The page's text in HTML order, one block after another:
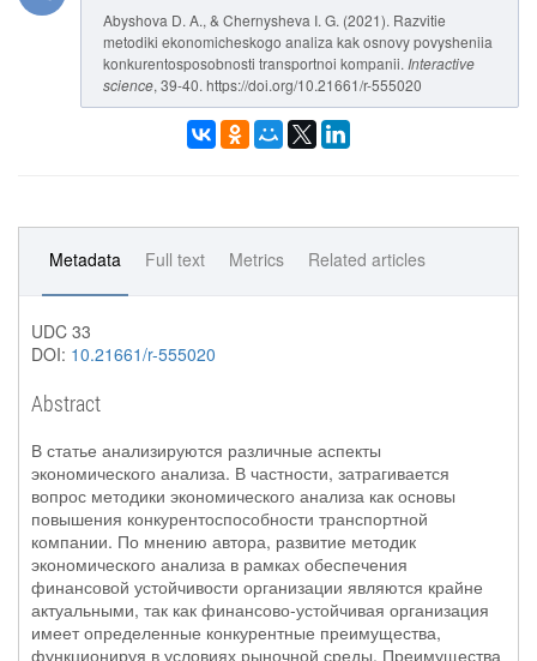
Abyshova D. A., & Chernysheva I. G. (2021). Razvitie
metodiki ekonomicheskogo analiza kak osnovy povysheniia
konkurentosposobnosti transportnoi kompanii. Interactive
science, 39-40. https://doi.org/10.21661/r-555020
Metadata Full text Metrics Related articles
UDC 33
DOI: 10.21661/r-555020
Abstract
В статье анализируются различные аспекты
экономического анализа. В частности, затрагивается
вопрос методики экономического анализа как основы
повышения конкурентоспособности транспортной
компании. По мнению автора, развитие методик
экономического анализа в рамках обеспечения
финансовой устойчивости организации являются крайне
актуальными, так как финансово-устойчивая организация
имеет определенные конкурентные преимущества,
функционируя в условиях рыночной среды. Преимущества